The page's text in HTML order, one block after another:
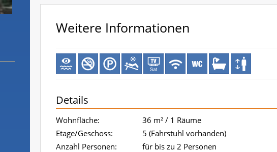
Weitere Informationen
Details
Wohnfläche:
36 m² / 1 Räume
Etage/Geschoss:
5 (Fahrstuhl vorhanden)
Anzahl Personen:
für bis zu 2 Personen